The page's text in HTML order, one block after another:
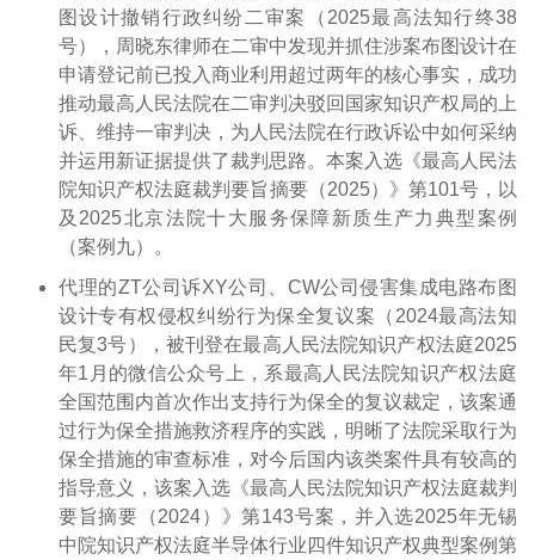
图设计撤销行政纠纷二审案（2025最高法知行终38
号），周晓东律师在二审中发现并抓住涉案布图设计在
申请登记前已投入商业利用超过两年的核心事实，成功
推动最高人民法院在二审判决驳回国家知识产权局的上
诉、维持一审判决，为人民法院在行政诉讼中如何采纳
并运用新证据提供了裁判思路。本案入选《最高人民法
院知识产权法庭裁判要旨摘要（2025）》第101号，以
及2025北京法院十大服务保障新质生产力典型案例
（案例九）。
代理的ZT公司诉XY公司、CW公司侵害集成电路布图
设计专有权侵权纠纷行为保全复议案（2024最高法知
民复3号），被刊登在最高人民法院知识产权法庭2025
年1月的微信公众号上，系最高人民法院知识产权法庭
全国范围内首次作出支持行为保全的复议裁定，该案通
过行为保全措施救济程序的实践，明晰了法院采取行为
保全措施的审查标准，对今后国内该类案件具有较高的
指导意义，该案入选《最高人民法院知识产权法庭裁判
要旨摘要（2024）》第143号案，并入选2025年无锡
中院知识产权法庭半导体行业四件知识产权典型案例第